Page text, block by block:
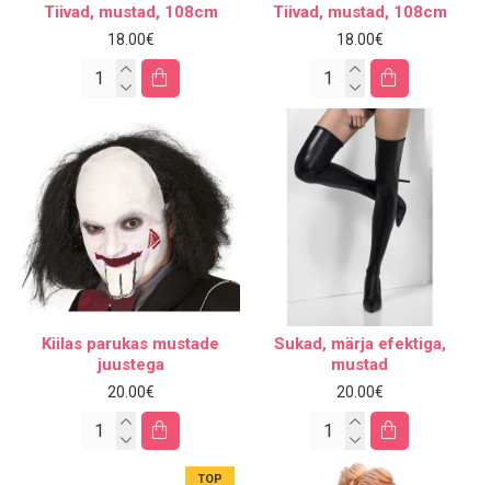
Tiivad, mustad, 108cm
18.00€
Tiivad, mustad, 108cm
18.00€
Kiilas parukas mustade
juustega
20.00€
Sukad, märja efektiga,
mustad
20.00€
TOP